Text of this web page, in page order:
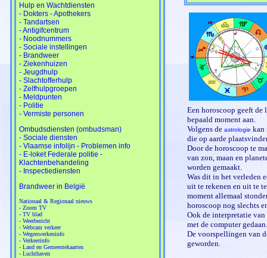
Hulp en Wachtdiensten
- Dokters - Apothekers
- Tandartsen
- Antigifcentrum
- Noodnummers
- Sociale instellingen
- Brandweer
- Ziekenhuizen
- Jeugdhulp
- Slachtofferhulp
- Zelfhulpgroepen
- Meldpunten
- Politie
- Vermiste personen
Ombudsdiensten (ombudsman)
- Sociale diensten
- Vlaamse infolijn - Problemen info
- E-loket Federale politie -
Klachtenbehandeling
- Inspectiediensten
Brandweer in België
Nationaal & Regionaal nieuws
- Zoom TV
- TV blad
- Weerbericht
- Webcam verkeer
- Wegenwerkeninfo
- Verkeerinfo
- Land en Gemeentekaarten
- Luchthaven
Een horoscoop geeft
bepaald moment aan.
Volgens de astrologie kan
die op aarde
Door de horoscoop te
van zon, maan en
worden gemaakt.
Was dit in het verleden
uit te rekenen en uit te
moment allemaal
horoscoop nog slechts
Ook de interpretatie
met de computer gedaan.
De voorspellingen van
geworden.